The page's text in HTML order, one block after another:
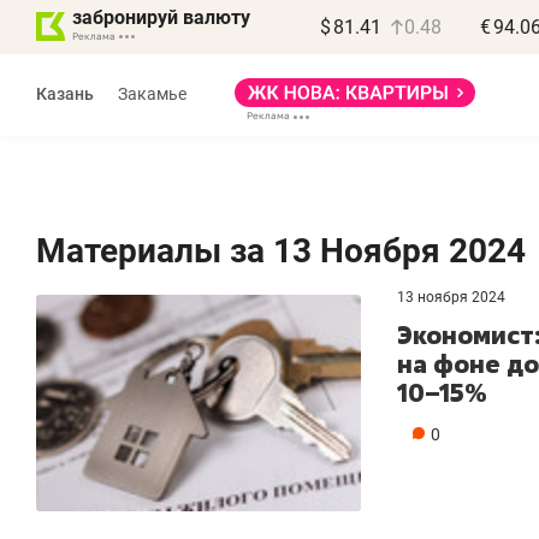
забронируй валюту $ 81.41 0.48 €
Казань Закамье
Материалы за 13 Ноября 2024
13 ноября 2024
на фоне
10–15%
0
Василь Мазитов
МАРТ
местных
бизнес может
минимум
Роман Ободец
«Готовые решения»
«Мне лучше
не заработать вообще,
чем потерять
репутацию»